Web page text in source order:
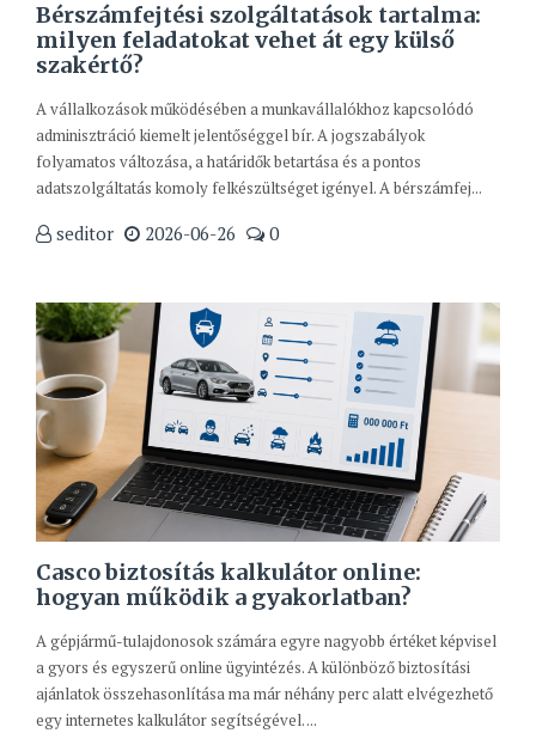
Bérszámfejtési szolgáltatások tartalma:
milyen feladatokat vehet át egy külső
szakértő?
A vállalkozások működésében a munkavállalókhoz kapcsolódó
adminisztráció kiemelt jelentőséggel bír. A jogszabályok
folyamatos változása, a határidők betartása és a pontos
adatszolgáltatás komoly felkészültséget igényel. A bérszámfej...
seditor 2026-06-26 0
Casco biztosítás kalkulátor online:
hogyan működik a gyakorlatban?
A gépjármű-tulajdonosok számára egyre nagyobb értéket képvisel
a gyors és egyszerű online ügyintézés. A különböző biztosítási
ajánlatok összehasonlítása ma már néhány perc alatt elvégezhető
egy internetes kalkulátor segítségével. ...